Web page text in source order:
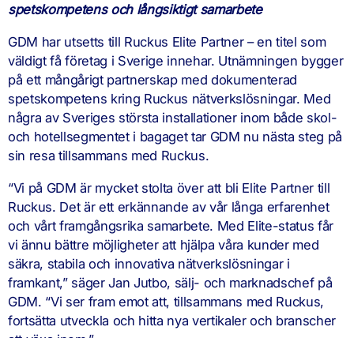
spetskompetens och långsiktigt samarbete
GDM har utsetts till Ruckus Elite Partner – en titel som
väldigt få företag i Sverige innehar. Utnämningen bygger
på ett mångårigt partnerskap med dokumenterad
spetskompetens kring Ruckus nätverkslösningar. Med
några av Sveriges största installationer inom både skol-
och hotellsegmentet i bagaget tar GDM nu nästa steg på
sin resa tillsammans med Ruckus.
“Vi på GDM är mycket stolta över att bli Elite Partner till
Ruckus. Det är ett erkännande av vår långa erfarenhet
och vårt framgångsrika samarbete. Med Elite-status får
vi ännu bättre möjligheter att hjälpa våra kunder med
säkra, stabila och innovativa nätverkslösningar i
framkant,” säger Jan Jutbo, sälj- och marknadschef på
GDM. “Vi ser fram emot att, tillsammans med Ruckus,
fortsätta utveckla och hitta nya vertikaler och branscher